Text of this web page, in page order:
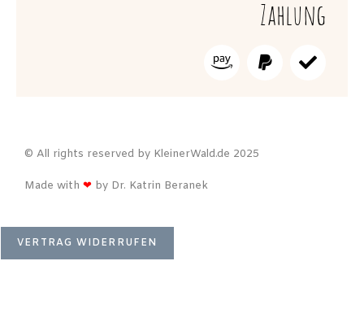
Zahlung
© All rights reserved by KleinerWald.de 2025
Made with ❤ by Dr. Katrin Beranek
VERTRAG WIDERRUFEN